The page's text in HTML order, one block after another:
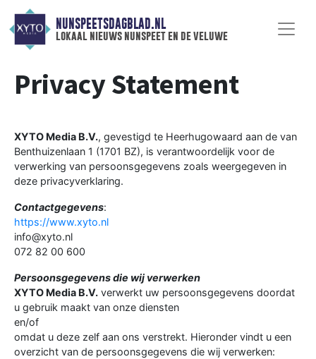
NUNSPEETSDAGBLAD.NL
lokaal nieuws nunspeet en de veluwe
Privacy Statement
XYTO Media B.V., gevestigd te Heerhugowaard aan de van
Benthuizenlaan 1 (1701 BZ), is verantwoordelijk voor de
verwerking van persoonsgegevens zoals weergegeven in
deze privacyverklaring.
Contactgegevens:
https://www.xyto.nl
info@xyto.nl
072 82 00 600
Persoonsgegevens die wij verwerken
XYTO Media B.V. verwerkt uw persoonsgegevens doordat
u gebruik maakt van onze diensten
en/of
omdat u deze zelf aan ons verstrekt. Hieronder vindt u een
overzicht van de persoonsgegevens die wij verwerken: